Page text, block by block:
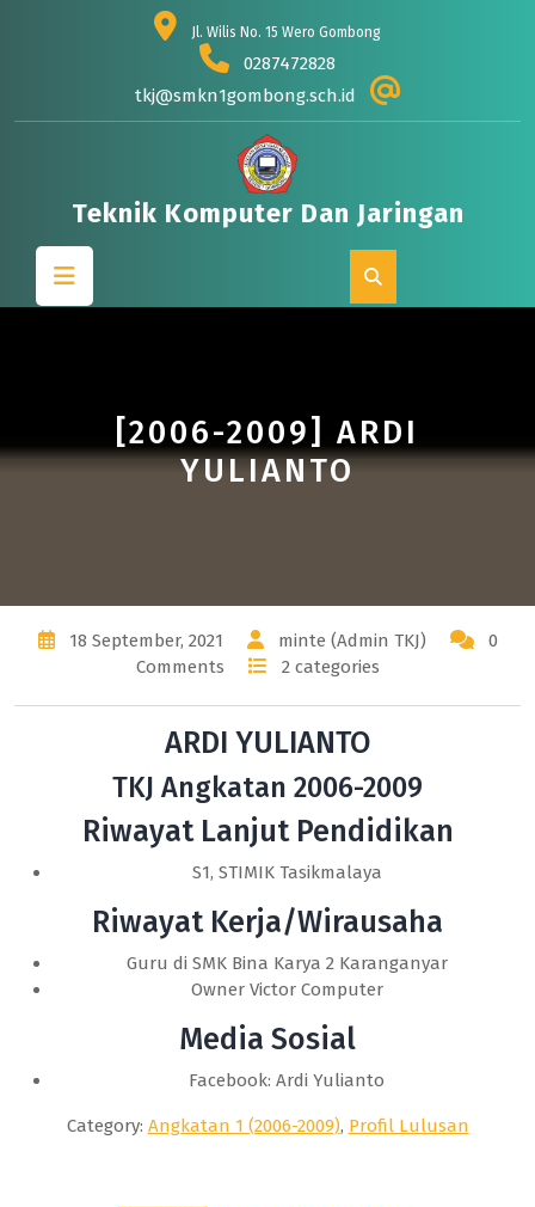
Jl. Wilis No. 15 Wero Gombong
0287472828
tkj@smkn1gombong.sch.id
Teknik Komputer Dan Jaringan
[2006-2009] ARDI
YULIANTO
18 September, 2021 minte (Admin TKJ)
0
Comments
2 categories
ARDI YULIANTO
TKJ Angkatan 2006-2009
Riwayat Lanjut Pendidikan
S1, STIMIK Tasikmalaya
Riwayat Kerja/Wirausaha
Guru di SMK Bina Karya 2 Karanganyar
Owner Victor Computer
Media Sosial
Facebook: Ardi Yulianto
Category: Angkatan 1 (2006-2009), Profil Lulusan